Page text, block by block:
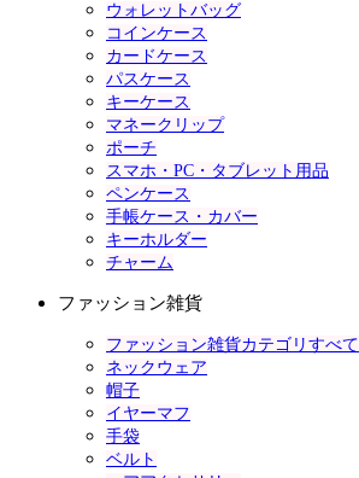
ウォレットバッグ
コインケース
カードケース
パスケース
キーケース
マネークリップ
ポーチ
スマホ・PC・タブレット用品
ペンケース
手帳ケース・カバー
キーホルダー
チャーム
ファッション雑貨
ファッション雑貨カテゴリすべて
ネックウェア
帽子
イヤーマフ
手袋
ベルト